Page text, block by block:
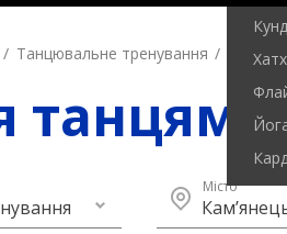
Танцювальне тренування
Місто